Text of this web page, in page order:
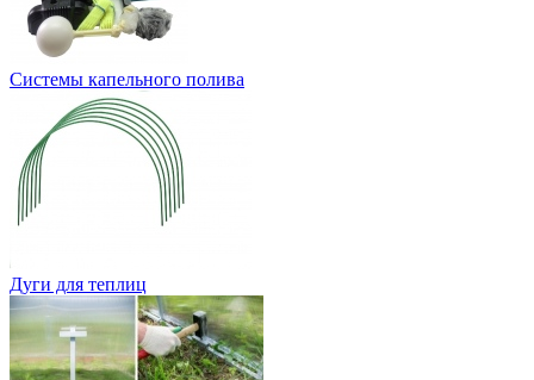
Системы капельного полива
Дуги для теплиц